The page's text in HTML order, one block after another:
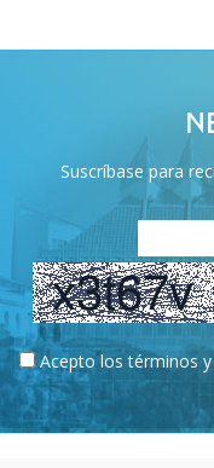
Suscríbase para
Acepto los términos y